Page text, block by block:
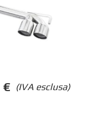
(IVA esclusa)
€